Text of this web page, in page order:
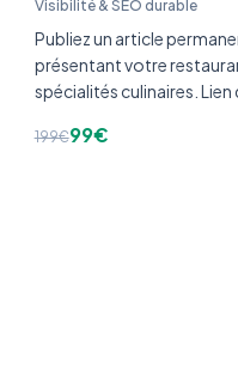
Visibilité & SEO durable
Publiez un article
présentant votre
spécialités culinaires.
199€99€